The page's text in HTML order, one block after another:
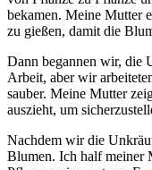
bekamen. Meine Mutter
zu gießen, damit die
Dann begannen wir, die
Arbeit, aber wir
sauber. Meine Mutter
auszieht, um
Nachdem wir die
Blumen. Ich half meiner